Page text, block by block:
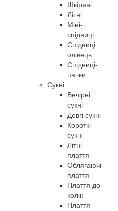
Шкіряні
Літні
Міні-
спідниці
Спідниці
олівець
Спідниці-
пачки
Сукні
Вечірні
сукні
Довгі сукні
Короткі
сукні
Літні
плаття
Облягаючі
плаття
Плаття до
колін
Плаття